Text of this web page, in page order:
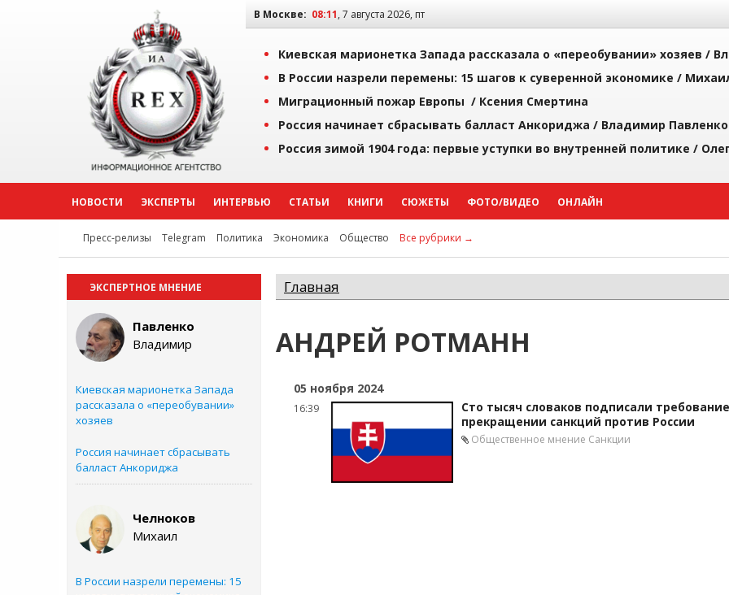
В Москве: 08:11, 7 августа 2026, пт
Киевская марионетка Запада рассказала о «переобувании» хозяев /
В России назрели перемены: 15 шагов к суверенной экономике /
Миграционный пожар Европы / Ксения Смертина
Россия начинает сбрасывать балласт Анкориджа / Владимир Павленко
Россия зимой 1904 года: первые уступки во внутренней политике /
НОВОСТИ ЭКСПЕРТЫ ИНТЕРВЬЮ СТАТЬИ КНИГИ СЮЖЕТЫ ФОТО/ВИДЕО ОНЛАЙН
Пресс-релизы Telegram Политика Экономика Общество Все рубрики →
ЭКСПЕРТНОЕ МНЕНИЕ
Павленко
Владимир
Киевская марионетка Запада
рассказала о «переобувании»
хозяев
Россия начинает сбрасывать
балласт Анкориджа
Челноков
Михаил
В России назрели перемены: 15
Главная
АНДРЕЙ РОТМАНН
05 ноября 2024
16:39
Сто тысяч словаков подписали
прекращении санкций против России
Общественное мнение Санкции